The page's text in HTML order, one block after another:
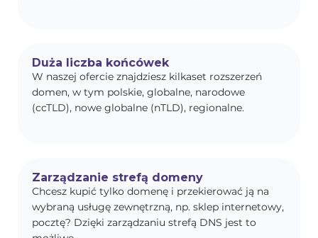
Duża liczba końcówek
W naszej ofercie znajdziesz kilkaset rozszerzeń
domen, w tym polskie, globalne, narodowe
(ccTLD), nowe globalne (nTLD), regionalne.
Zarządzanie strefą domeny
Chcesz kupić tylko domenę i przekierować ją na
wybraną usługę zewnętrzną, np. sklep internetowy,
pocztę? Dzięki zarządzaniu strefą DNS jest to